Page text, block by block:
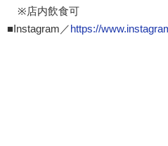
※店内飲食可
■Instagram／https://